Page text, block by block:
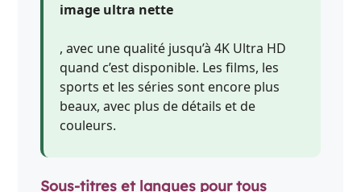
image ultra nette
, avec une qualité jusqu’à 4K Ultra HD
quand c’est disponible. Les films, les
sports et les séries sont encore plus
beaux, avec plus de détails et de
couleurs.
Sous-titres et langues pour tous